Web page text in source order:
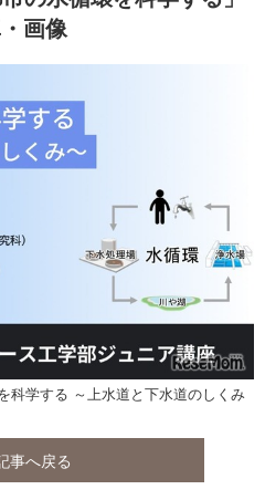
画像
科学する ～上水道と下水道のしくみ
事へ戻る